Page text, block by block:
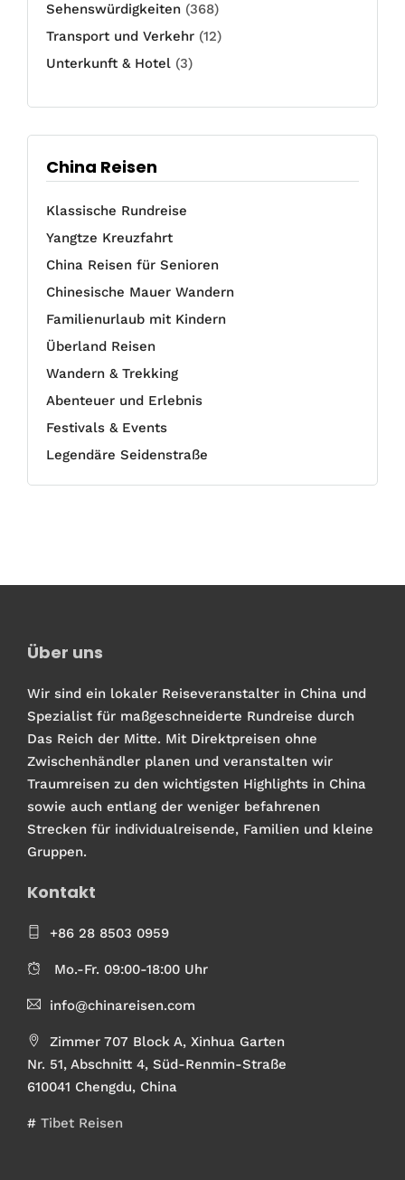
Sehenswürdigkeiten (368)
Transport und Verkehr (12)
Unterkunft & Hotel (3)
China Reisen
Klassische Rundreise
Yangtze Kreuzfahrt
China Reisen für Senioren
Chinesische Mauer Wandern
Familienurlaub mit Kindern
Überland Reisen
Wandern & Trekking
Abenteuer und Erlebnis
Festivals & Events
Legendäre Seidenstraße
Über uns
Wir sind ein lokaler Reiseveranstalter in China und
Spezialist für maßgeschneiderte Rundreise durch
Das Reich der Mitte. Mit Direktpreisen ohne
Zwischenhändler planen und veranstalten wir
Traumreisen zu den wichtigsten Highlights in China
sowie auch entlang der weniger befahrenen
Strecken für individualreisende, Familien und kleine
Gruppen.
Kontakt
+86 28 8503 0959
Mo.-Fr. 09:00-18:00 Uhr
info@chinareisen.com
Zimmer 707 Block A, Xinhua Garten
Nr. 51, Abschnitt 4, Süd-Renmin-Straße
610041 Chengdu, China
# Tibet Reisen